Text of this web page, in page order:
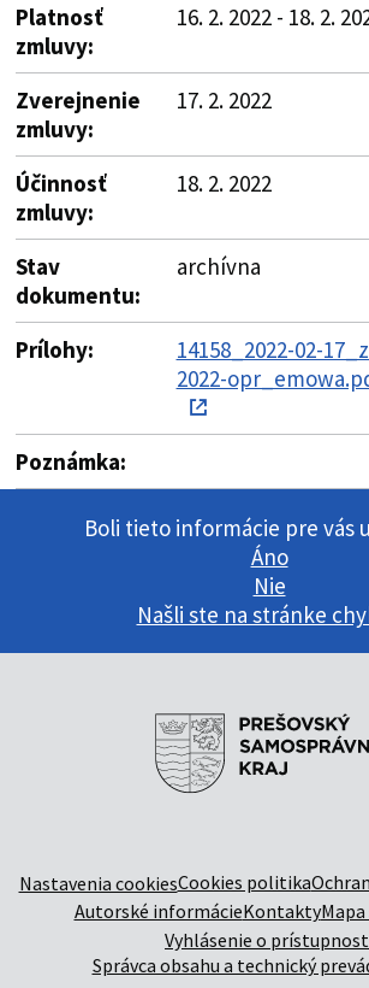
Platnosť
zmluvy:
16. 2. 2022 - 18. 2.
Zverejnenie
zmluvy:
17. 2. 2022
Účinnosť
zmluvy:
18. 2. 2022
Stav
dokumentu:
archívna
Prílohy:
14158_2022-02-
2022-
Poznámka:
Boli tieto informácie pre vás
Áno
Nie
Našli ste na stránke
Nastavenia cookiesCookies politika
Autorské informácieKontakty
Vyhlásenie o
Správca obsahu a technický